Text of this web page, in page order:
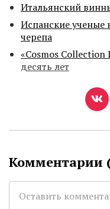
Итальянский
Испанские
черепа
«Cosmos
десять лет
Комментарии